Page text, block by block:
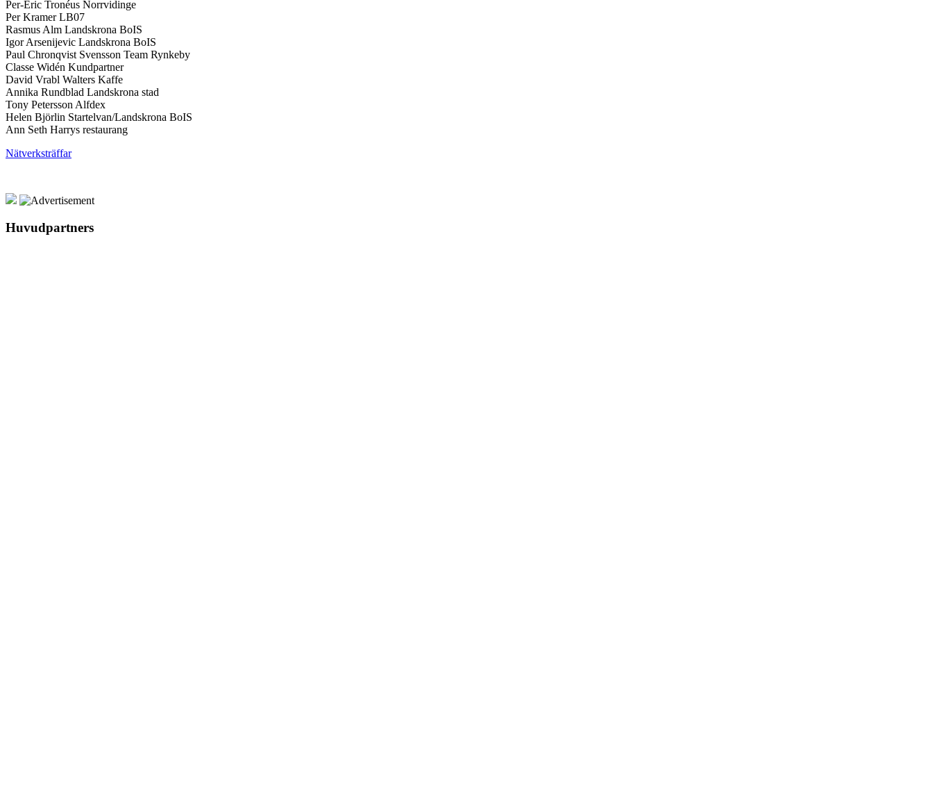
Per-Eric Tronéus Norrvidinge
Per Kramer LB07
Rasmus Alm Landskrona BoIS
Igor Arsenijevic Landskrona BoIS
Paul Chronqvist Svensson Team Rynkeby
Classe Widén Kundpartner
David Vrabl Walters Kaffe
Annika Rundblad Landskrona stad
Tony Petersson Alfdex
Helen Björlin Startelvan/Landskrona BoIS
Ann Seth Harrys restaurang
Nätverksträffar
Huvudpartners